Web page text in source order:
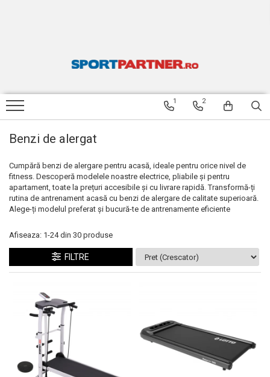
Benzi de alergat
Aparate multifunctionale
Costume de baie baieti
Costume de baie fete
Costume de baie barbati
Sorturi inot
Papuci
Palmare inot
Labe inot
Prosoape
Genti si rucsacuri
Tricouri, pantaloni, bluze
Costume profesionale inot
Palete de tenis de masa
BENZI DE ALERGARE RESIGILATE
BICICLETE STRADA RESIGILATE
ARTICOLE INOT SPEEDO
RESIGILATE
RESIGILATE
1 2
Benzi de alergat
Cumpără benzi de alergare pentru acasă, ideale pentru orice nivel de
fitness. Descoperă modelele noastre electrice, pliabile și pentru
apartament, toate la prețuri accesibile și cu livrare rapidă. Transformă-ți
rutina de antrenament acasă cu benzi de alergare de calitate superioară.
Alege-ți modelul preferat și bucură-te de antrenamente eficiente
Afiseaza: 1-24din 30 produse
FILTRE